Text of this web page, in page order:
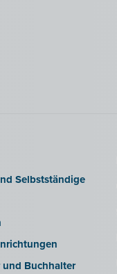
Selbstständige
und Buchhalter